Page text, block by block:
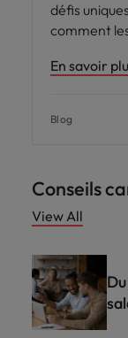
défis
comment
En savoir
Blog
Conseils
View All